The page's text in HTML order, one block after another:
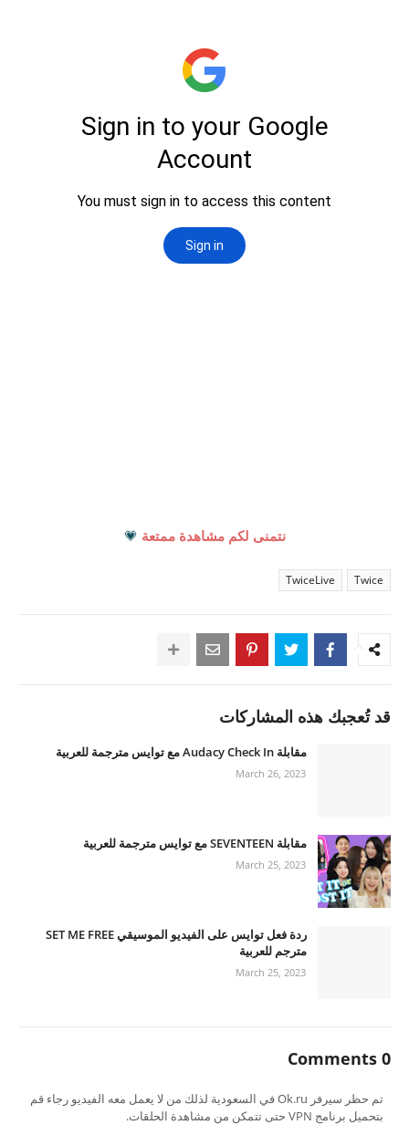
نتمنى لكم مشاهدة ممتعة 💗
Twice
TwiceLive
قد تُعجبك هذه المشاركات
مقابلة Audacy Check In مع توايس مترجمة للعربية
March 26, 2023
مقابلة SEVENTEEN مع توايس مترجمة للعربية
March 25, 2023
ردة فعل توايس على الفيديو الموسيقي SET ME FREE
مترجم للعربية
March 25, 2023
0 Comments
تم حظر سيرفر Ok.ru في السعودية لذلك من لا يعمل معه الفيديو رجاء قم
بتحميل برنامج VPN حتى تتمكن من مشاهدة الحلقات.